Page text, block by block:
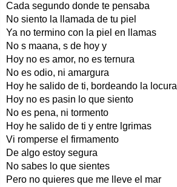
Cada segundo donde te pensaba
No siento la llamada de tu piel
Ya no termino con la piel en llamas
No s maana, s de hoy y
Hoy no es amor, no es ternura
No es odio, ni amargura
Hoy he salido de ti, bordeando la locura
Hoy no es pasin lo que siento
No es pena, ni tormento
Hoy he salido de ti y entre lgrimas
Vi romperse el firmamento
De algo estoy segura
No sabes lo que sientes
Pero no quieres que me lleve el mar